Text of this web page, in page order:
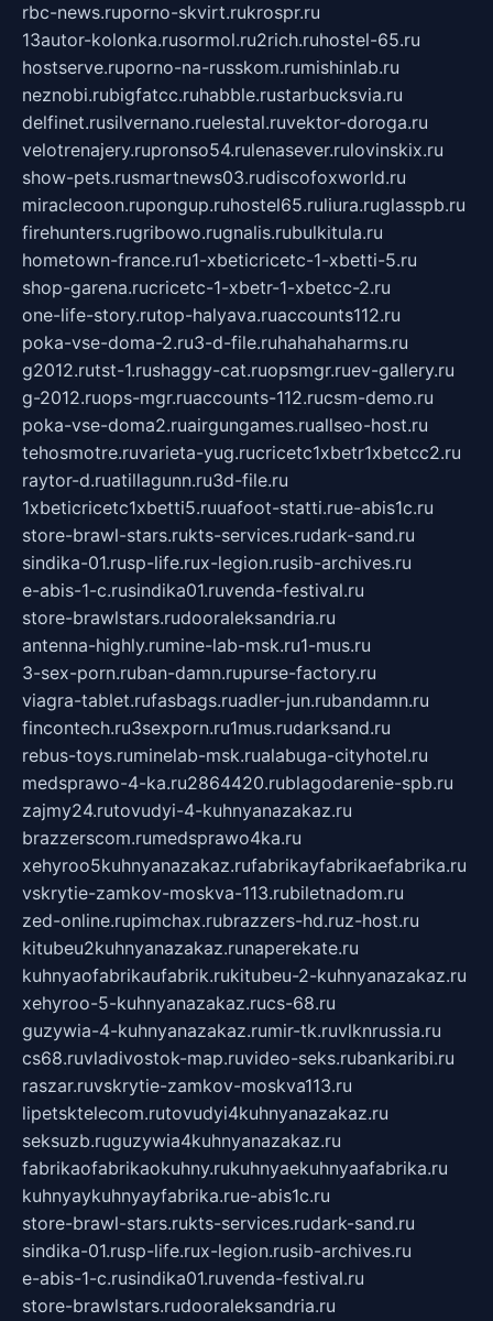
rbc-news.ruporno-skvirt.rukrospr.ru
13autor-kolonka.rusormol.ru2rich.ruhostel-65.ru
hostserve.ruporno-na-russkom.rumishinlab.ru
neznobi.rubigfatcc.ruhabble.rustarbucksvia.ru
delfinet.rusilvernano.ruelestal.ruvektor-doroga.ru
velotrenajery.rupronso54.rulenasever.rulovinskix.ru
show-pets.rusmartnews03.rudiscofoxworld.ru
miraclecoon.rupongup.ruhostel65.ruliura.ruglasspb.ru
firehunters.rugribowo.rugnalis.rubulkitula.ru
hometown-france.ru1-xbeticricetc-1-xbetti-5.ru
shop-garena.rucricetc-1-xbetr-1-xbetcc-2.ru
one-life-story.rutop-halyava.ruaccounts112.ru
poka-vse-doma-2.ru3-d-file.ruhahahaharms.ru
g2012.rutst-1.rushaggy-cat.ruopsmgr.ruev-gallery.ru
g-2012.ruops-mgr.ruaccounts-112.rucsm-demo.ru
poka-vse-doma2.ruairgungames.ruallseo-host.ru
tehosmotre.ruvarieta-yug.rucricetc1xbetr1xbetcc2.ru
raytor-d.ruatillagunn.ru3d-file.ru
1xbeticricetc1xbetti5.ruuafoot-statti.rue-abis1c.ru
store-brawl-stars.rukts-services.rudark-sand.ru
sindika-01.rusp-life.rux-legion.rusib-archives.ru
e-abis-1-c.rusindika01.ruvenda-festival.ru
store-brawlstars.rudooraleksandria.ru
antenna-highly.rumine-lab-msk.ru1-mus.ru
3-sex-porn.ruban-damn.rupurse-factory.ru
viagra-tablet.rufasbags.ruadler-jun.rubandamn.ru
fincontech.ru3sexporn.ru1mus.rudarksand.ru
rebus-toys.ruminelab-msk.rualabuga-cityhotel.ru
medsprawo-4-ka.ru2864420.rublagodarenie-spb.ru
zajmy24.rutovudyi-4-kuhnyanazakaz.ru
brazzerscom.rumedsprawo4ka.ru
xehyroo5kuhnyanazakaz.rufabrikayfabrikaefabrika.ru
vskrytie-zamkov-moskva-113.rubiletnadom.ru
zed-online.rupimchax.rubrazzers-hd.ruz-host.ru
kitubeu2kuhnyanazakaz.runaperekate.ru
kuhnyaofabrikaufabrik.rukitubeu-2-kuhnyanazakaz.ru
xehyroo-5-kuhnyanazakaz.rucs-68.ru
guzywia-4-kuhnyanazakaz.rumir-tk.ruvlknrussia.ru
cs68.ruvladivostok-map.ruvideo-seks.rubankaribi.ru
raszar.ruvskrytie-zamkov-moskva113.ru
lipetsktelecom.rutovudyi4kuhnyanazakaz.ru
seksuzb.ruguzywia4kuhnyanazakaz.ru
fabrikaofabrikaokuhny.rukuhnyaekuhnyaafabrika.ru
kuhnyaykuhnyayfabrika.rue-abis1c.ru
store-brawl-stars.rukts-services.rudark-sand.ru
sindika-01.rusp-life.rux-legion.rusib-archives.ru
e-abis-1-c.rusindika01.ruvenda-festival.ru
store-brawlstars.rudooraleksandria.ru